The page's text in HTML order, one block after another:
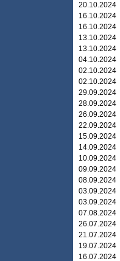
20.10.2024
16.10.2024
16.10.2024
13.10.2024
13.10.2024
04.10.2024
02.10.2024
02.10.2024
29.09.2024
28.09.2024
26.09.2024
22.09.2024
15.09.2024
14.09.2024
10.09.2024
09.09.2024
08.09.2024
03.09.2024
03.09.2024
07.08.2024
26.07.2024
21.07.2024
19.07.2024
16.07.2024